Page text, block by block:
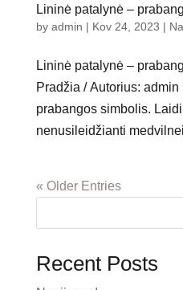
Lininė patalynė –
by admin | Kov 24, 2023 |
Lininė patalynė –
Pradžia / Autorius:
prabangos simbolis.
nenusileidžianti
« Older Entries
Recent Posts